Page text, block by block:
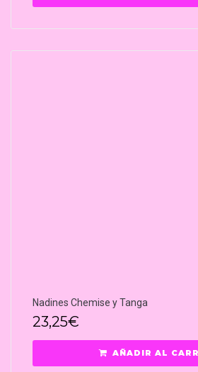
Nadines Chemise y Tanga
23,25€
AÑADIR AL